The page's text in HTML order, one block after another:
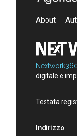
About
Nextwork360
digitale e
Testata
Indirizzo